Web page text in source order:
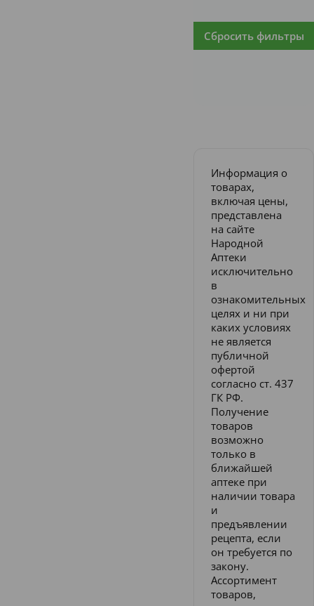
Сбросить фильтры
Информация о
товарах,
включая цены,
представлена
на сайте
Народной
Аптеки
исключительно
в
ознакомительных
целях и ни при
каких условиях
не является
публичной
офертой
согласно ст. 437
ГК РФ.
Получение
товаров
возможно
только в
ближайшей
аптеке при
наличии товара
и
предъявлении
рецепта, если
он требуется по
закону.
Ассортимент
товаров,